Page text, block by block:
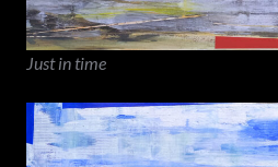
Just in time